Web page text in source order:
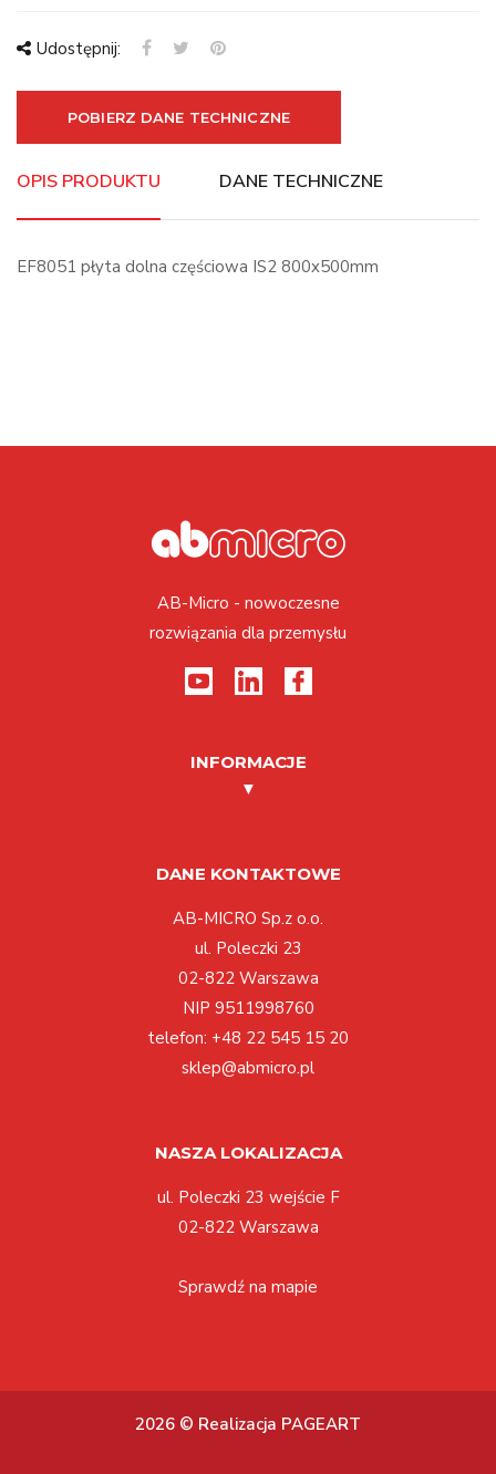
Udostępnij:
POBIERZ DANE TECHNICZNE
OPIS PRODUKTU DANE TECHNICZNE
EF8051 płyta dolna częściowa IS2 800x500mm
AB-Micro - nowoczesne
rozwiązania dla przemysłu
INFORMACJE
DANE KONTAKTOWE
AB-MICRO Sp.z o.o.
ul. Poleczki 23
02-822 Warszawa
NIP 9511998760
telefon: +48 22 545 15 20
sklep@abmicro.pl
NASZA LOKALIZACJA
ul. Poleczki 23 wejście F
02-822 Warszawa
Sprawdź na mapie
2026 © Realizacja PAGEART